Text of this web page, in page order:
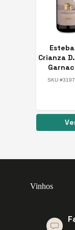
Crianza
SKU
Vinhos